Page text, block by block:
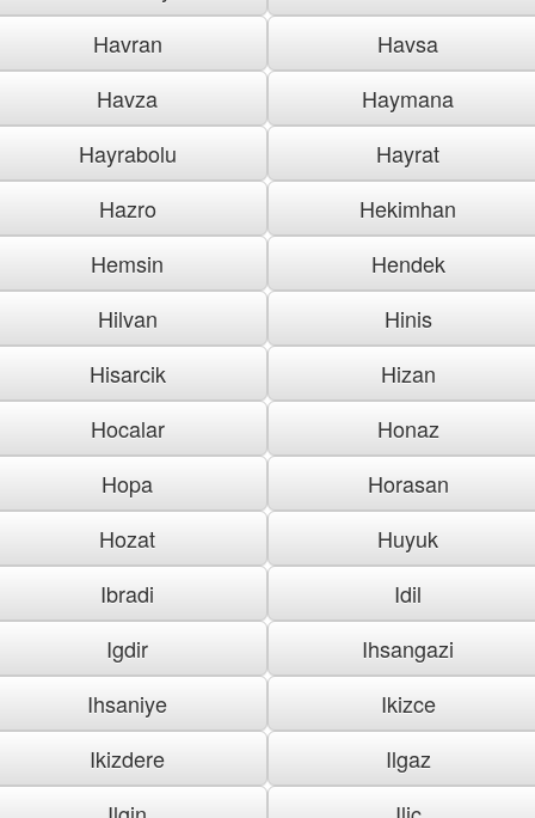
Havran
Havsa
Havza
Haymana
Hayrabolu
Hayrat
Hazro
Hekimhan
Hemsin
Hendek
Hilvan
Hinis
Hisarcik
Hizan
Hocalar
Honaz
Hopa
Horasan
Hozat
Huyuk
Ibradi
Idil
Igdir
Ihsangazi
Ihsaniye
Ikizce
Ikizdere
Ilgaz